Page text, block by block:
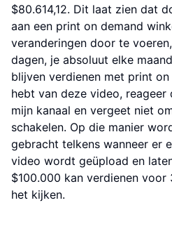
$80.614,12. Dit laat zien dat
aan een print on demand
veranderingen door te
dagen, je absoluut elke
blijven verdienen met print
hebt van deze video, reageer
mijn kanaal en vergeet niet
schakelen. Op die manier
gebracht telkens wanneer er
video wordt geüpload en
$100.000 kan verdienen voor
het kijken.